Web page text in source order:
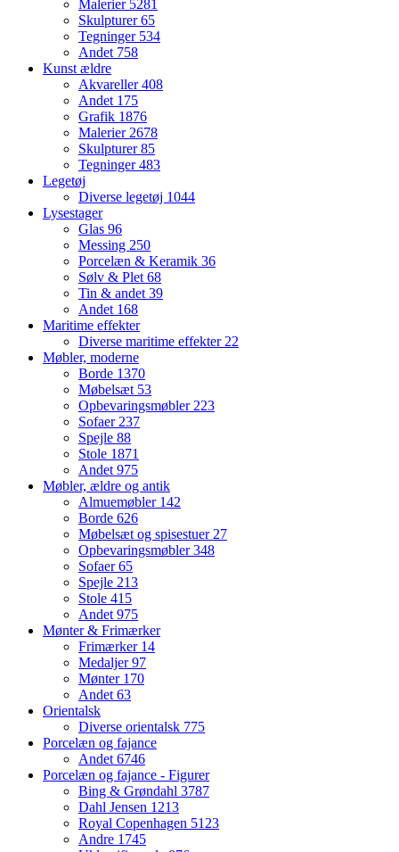
Malerier 5281
Skulpturer65
Tegninger 534
Andet 758
Kunst ældre
Akvareller408
Andet 175
Grafik 1876
Malerier 2678
Skulpturer85
Tegninger483
Legetøj
Diverse legetøj 1044
Lysestager
Glas 96
Messing 250
Porcelæn & Keramik 36
Sølv & Plet 68
Tin & andet 39
Andet 168
Maritime effekter
Diverse maritime effekter 22
Møbler, moderne
Borde 1370
Møbelsæt 53
Opbevaringsmøbler 223
Sofaer 237
Spejle 88
Stole 1871
Andet 975
Møbler, ældre og antik
Almuemøbler 142
Borde 626
Møbelsæt og spisestuer 27
Opbevaringsmøbler348
Sofaer65
Spejle 213
Stole 415
Andet 975
Mønter & Frimærker
Frimærker 14
Medaljer97
Mønter 170
Andet 63
Orientalsk
Diverse orientalsk 775
Porcelæn og fajance
Andet 6746
Porcelæn og fajance - Figurer
Bing & Grøndahl 3787
Dahl Jensen 1213
Royal Copenhagen 5123
Andre 1745